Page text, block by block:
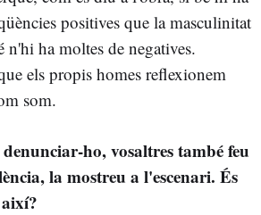
positives que la masculinitat
n'hi ha moltes de negatives.
els propis homes reflexionem
som.
ho, vosaltres també feu
la mostreu a l'escenari. És